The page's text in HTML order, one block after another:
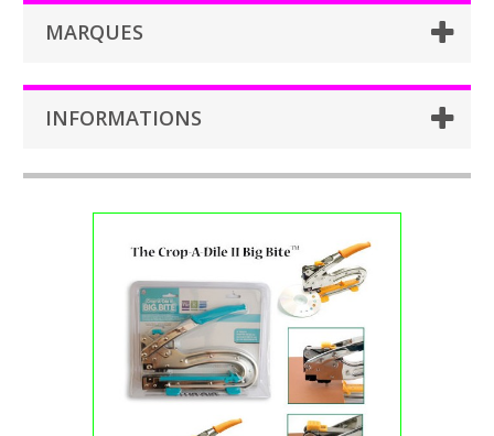
MARQUES
INFORMATIONS